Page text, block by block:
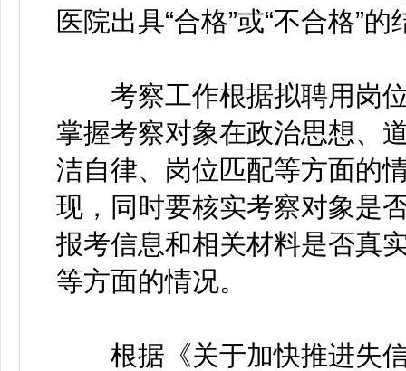
医院出具“合格”或“不合格”
考察工作根据拟聘用岗位
掌握考察对象在政治思想、
洁自律、岗位匹配等方面的
现，同时要核实考察对象是
报考信息和相关材料是否真
等方面的情况。
根据《关于加快推进失信